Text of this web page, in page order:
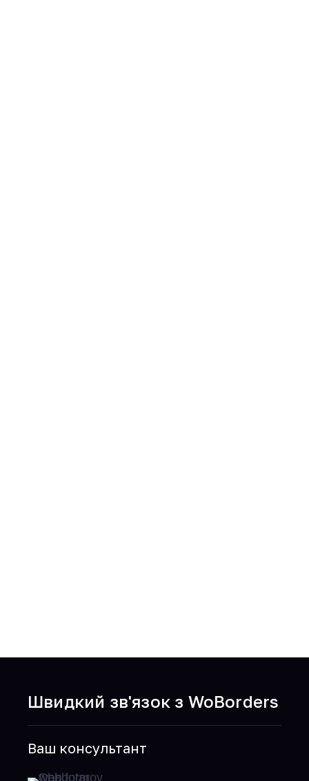
Швидкий зв'язок з WoBorders
Ваш консультант